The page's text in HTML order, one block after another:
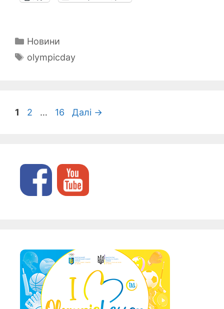
Категорії
Новини
Позначки
olympicday
Сторінка
1 Сторінка
2 … Сторінка
16 Далі →